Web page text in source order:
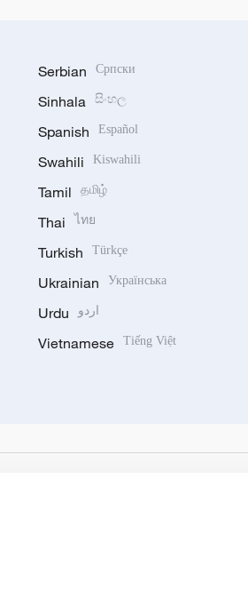
Serbian Српски
Sinhala සිංහල
Spanish Español
Swahili Kiswahili
Tamil தமிழ்
Thai ไทย
Turkish Türkçe
Ukrainian Українська
Urdu اردو
Vietnamese Tiếng Việt